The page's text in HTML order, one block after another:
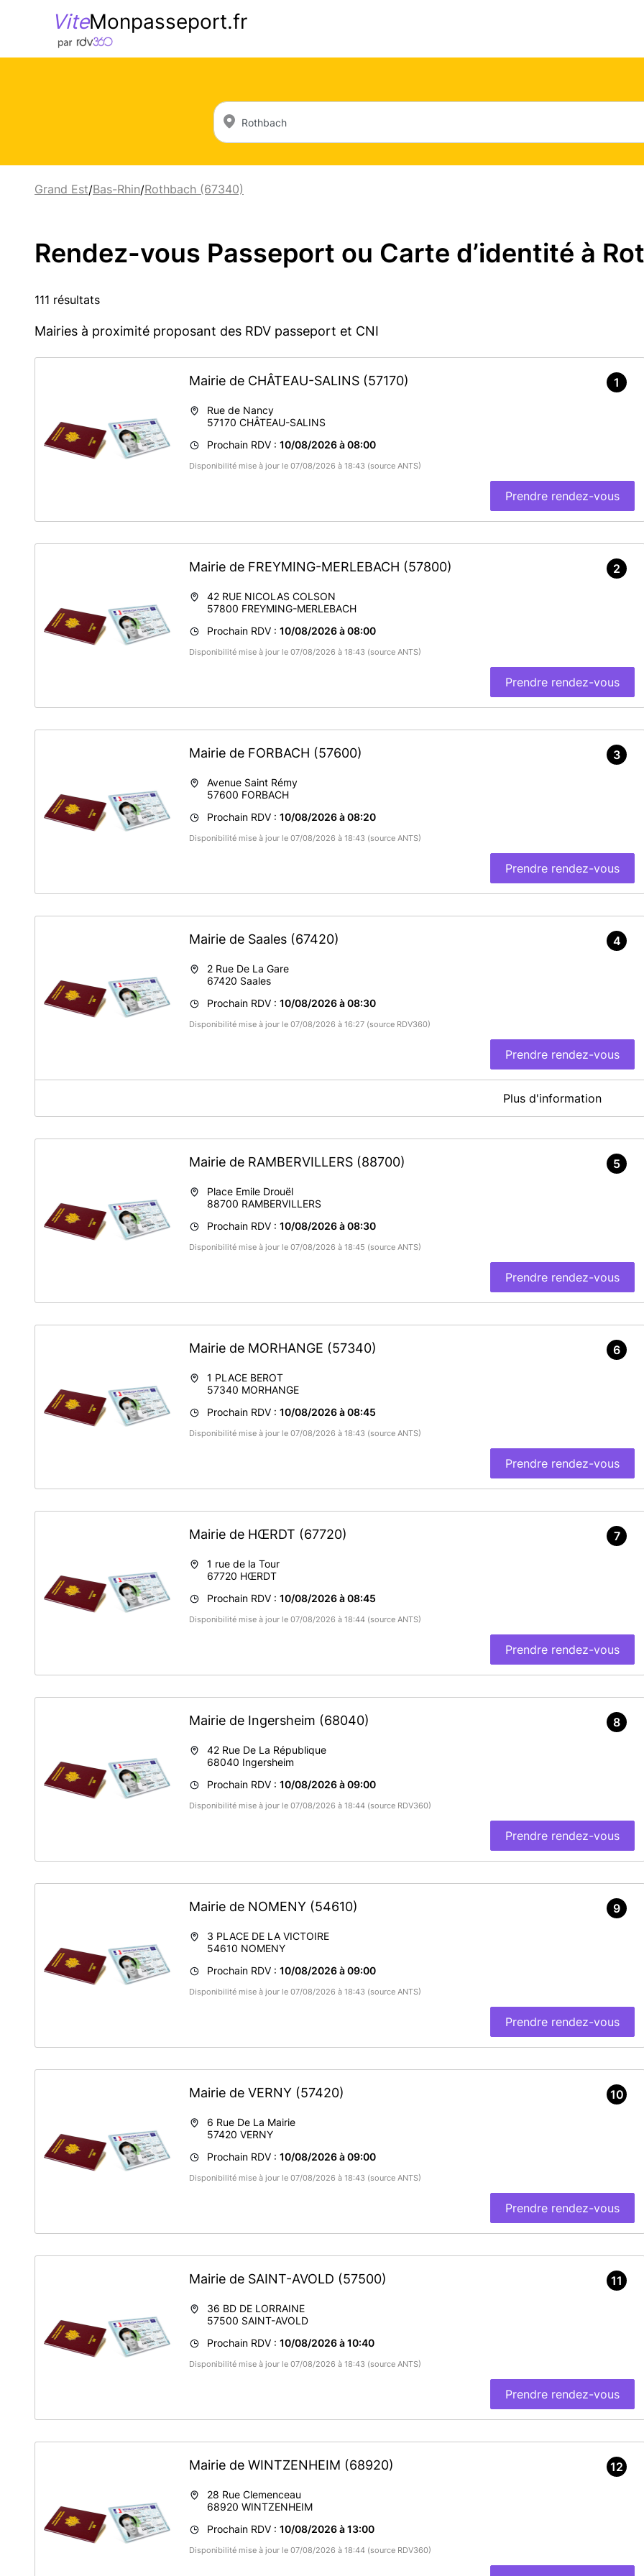
ViteMonpasseport.fr
Grand Est/Bas-Rhin/Rothbach (67340)
Rendez-vous Passeport ou Carte d’identité à
111 résultats
Mairies à proximité proposant des RDV passeport et CNI
Mairie de CHÂTEAU-SALINS (57170)
Rue de Nancy
57170 CHÂTEAU-SALINS
Prochain RDV : 10/08/2026 à 08:00
Disponibilité mise à jour le 07/08/2026 à 18:43 (source ANTS)
Prendre rendez-vous
1
Mairie de FREYMING-MERLEBACH (57800)
42 RUE NICOLAS COLSON
57800 FREYMING-MERLEBACH
Prochain RDV : 10/08/2026 à 08:00
Disponibilité mise à jour le 07/08/2026 à 18:43 (source ANTS)
Prendre rendez-vous
2
Mairie de FORBACH (57600)
Avenue Saint Rémy
57600 FORBACH
Prochain RDV : 10/08/2026 à 08:20
Disponibilité mise à jour le 07/08/2026 à 18:43 (source ANTS)
Prendre rendez-vous
3
Mairie de Saales (67420)
2 Rue De La Gare
67420 Saales
Prochain RDV : 10/08/2026 à 08:30
Disponibilité mise à jour le 07/08/2026 à 16:27 (source RDV360)
Prendre rendez-vous
4
En savoir plus
Plus d'information
Mairie de RAMBERVILLERS (88700)
Place Emile Drouël
88700 RAMBERVILLERS
Prochain RDV : 10/08/2026 à 08:30
Disponibilité mise à jour le 07/08/2026 à 18:45 (source ANTS)
Prendre rendez-vous
5
Mairie de MORHANGE (57340)
1 PLACE BEROT
57340 MORHANGE
Prochain RDV : 10/08/2026 à 08:45
Disponibilité mise à jour le 07/08/2026 à 18:43 (source ANTS)
Prendre rendez-vous
6
Mairie de HŒRDT (67720)
1 rue de la Tour
67720 HŒRDT
Prochain RDV : 10/08/2026 à 08:45
Disponibilité mise à jour le 07/08/2026 à 18:44 (source ANTS)
Prendre rendez-vous
7
Mairie de Ingersheim (68040)
42 Rue De La République
68040 Ingersheim
Prochain RDV : 10/08/2026 à 09:00
Disponibilité mise à jour le 07/08/2026 à 18:44 (source RDV360)
Prendre rendez-vous
8
Mairie de NOMENY (54610)
3 PLACE DE LA VICTOIRE
54610 NOMENY
Prochain RDV : 10/08/2026 à 09:00
Disponibilité mise à jour le 07/08/2026 à 18:43 (source ANTS)
Prendre rendez-vous
9
Mairie de VERNY (57420)
6 Rue De La Mairie
57420 VERNY
Prochain RDV : 10/08/2026 à 09:00
Disponibilité mise à jour le 07/08/2026 à 18:43 (source ANTS)
Prendre rendez-vous
10
Mairie de SAINT-AVOLD (57500)
36 BD DE LORRAINE
57500 SAINT-AVOLD
Prochain RDV : 10/08/2026 à 10:40
Disponibilité mise à jour le 07/08/2026 à 18:43 (source ANTS)
Prendre rendez-vous
11
Mairie de WINTZENHEIM (68920)
28 Rue Clemenceau
68920 WINTZENHEIM
Prochain RDV : 10/08/2026 à 13:00
Disponibilité mise à jour le 07/08/2026 à 18:44 (source RDV360)
12
10